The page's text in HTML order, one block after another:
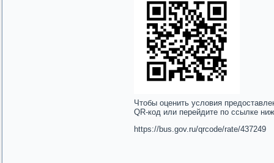
Чтобы оценить условия
QR-код или перейдите по ссылке
https://bus.gov.ru/qrcode/rate/437249